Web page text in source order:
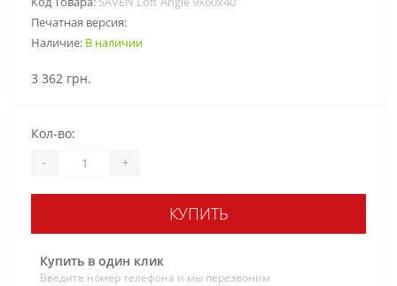
Печатная версия:
Наличие: В наличии
3 362 грн.
Кол-во:
- +
КУПИТЬ
Купить в один клик
Введите номер телефона и мы перезвоним